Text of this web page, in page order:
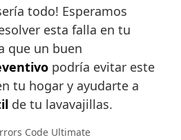
todo! Esperamos
esta falla en tu
que un buen
podría evitar este
tu hogar y ayudarte a
de tu lavavajillas.
Code Ultimate